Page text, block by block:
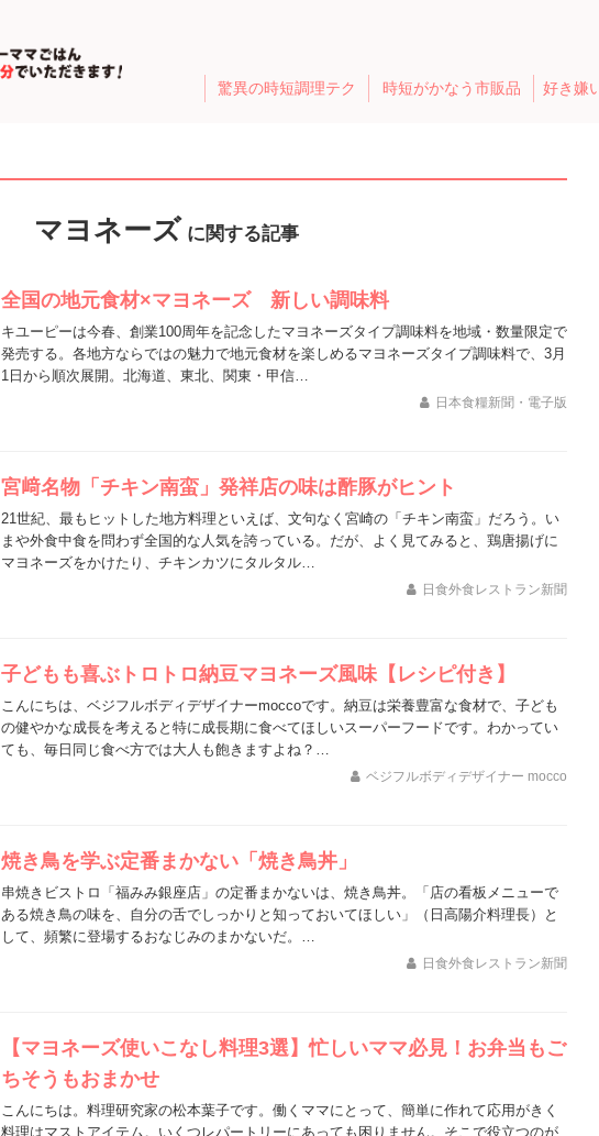
驚異の時短調理テク 時短がかなう市販品 好き嫌
マヨネーズ に関する記事
全国の地元食材×マヨネーズ 新しい調味料
キユーピーは今春、創業100周年を記念したマヨネーズタイプ調味料を地域・数量限定で
発売する。各地方ならではの魅力で地元食材を楽しめるマヨネーズタイプ調味料で、3月
1日から順次展開。北海道、東北、関東・甲信…
日本食糧新聞・電子版
宮﨑名物「チキン南蛮」発祥店の味は酢豚がヒント
21世紀、最もヒットした地方料理といえば、文句なく宮崎の「チキン南蛮」だろう。い
まや外食中食を問わず全国的な人気を誇っている。だが、よく見てみると、鶏唐揚げに
マヨネーズをかけたり、チキンカツにタルタル…
日食外食レストラン新聞
子どもも喜ぶトロトロ納豆マヨネーズ風味【レシピ付き】
こんにちは、ベジフルボディデザイナーmoccoです。納豆は栄養豊富な食材で、子ども
の健やかな成長を考えると特に成長期に食べてほしいスーパーフードです。わかってい
ても、毎日同じ食べ方では大人も飽きますよね？…
ベジフルボディデザイナー mocco
焼き鳥を学ぶ定番まかない「焼き鳥丼」
串焼きビストロ「福みみ銀座店」の定番まかないは、焼き鳥丼。「店の看板メニューで
ある焼き鳥の味を、自分の舌でしっかりと知っておいてほしい」（日高陽介料理長）と
して、頻繁に登場するおなじみのまかないだ。…
日食外食レストラン新聞
【マヨネーズ使いこなし料理3選】忙しいママ必見！お弁当もご
ちそうもおまかせ
こんにちは。料理研究家の松本葉子です。働くママにとって、簡単に作れて応用がきく
料理はマストアイテム。いくつレパートリーにあっても困りません。そこで役立つのが